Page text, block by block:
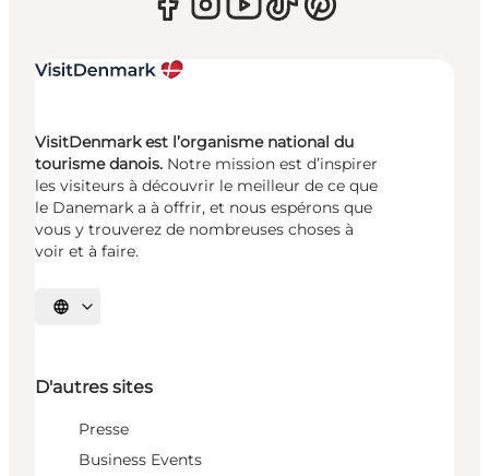
VisitDenmark est l’organisme national du
tourisme danois. Notre mission est d’inspirer
les visiteurs à découvrir le meilleur de ce que
le Danemark a à offrir, et nous espérons que
vous y trouverez de nombreuses choses à
voir et à faire.
Choisissez la langue
D'autres sites
Presse
Business Events